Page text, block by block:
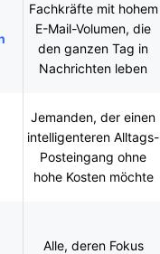
Fachkräfte mit hohem
E-Mail-Volumen, die
den ganzen Tag in
Nachrichten leben
Jemanden, der einen
intelligenteren Alltags-
Posteingang ohne
hohe Kosten möchte
Alle, deren Fokus